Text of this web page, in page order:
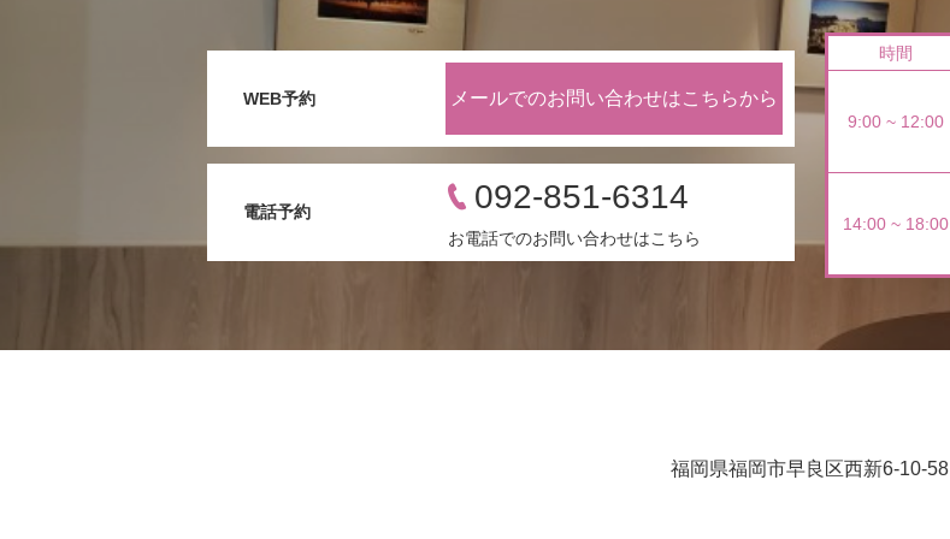
WEB予約 メールでのお問い合わせはこちらから
電話予約 092-851-6314
お電話でのお問い合わせはこちら
時間
9:00 ~ 12:00
14:00 ~ 18:00
福岡県福岡市早良区西新6-10-58